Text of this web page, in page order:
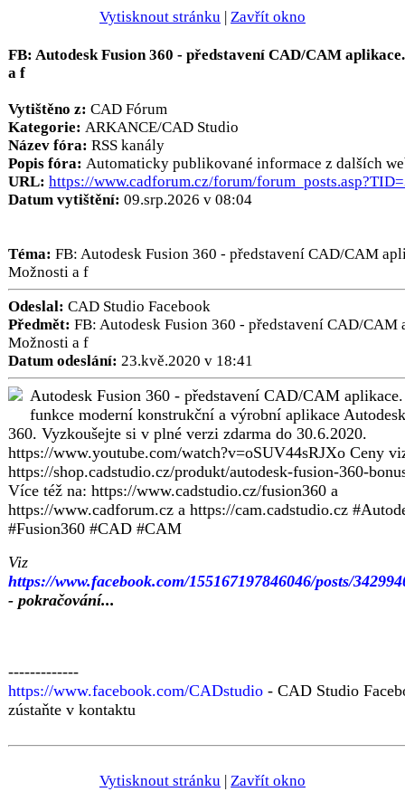
Vytisknout stránku | Zavřít okno
FB: Autodesk Fusion 360 - představení CAD/CAM
a f
Vytištěno z: CAD Fórum
Kategorie: ARKANCE/CAD Studio
Název fóra: RSS kanály
Popis fóra: Automaticky publikované informace z dalších
URL: https://www.cadforum.cz/forum/
Datum vytištění: 09.srp.2026 v 08:04
Téma: FB: Autodesk Fusion 360 - představení CAD/CAM
Možnosti a f
Odeslal: CAD Studio Facebook
Předmět: FB: Autodesk Fusion 360 - představení CAD/CAM
Možnosti a f
Datum odeslání: 23.kvě.2020 v 18:41
Autodesk Fusion 360 - představení CAD/CAM
funkce moderní konstrukční a výrobní aplikace
360. Vyzkoušejte si v plné verzi zdarma do 30.6.2020.
https://www.youtube.com/watch?v=oSUV44sRJXo Ceny
https://shop.cadstudio.cz/produkt/autodesk-fusion-360-
Více též na: https://www.cadstudio.cz/fusion360 a
https://www.cadforum.cz a https://cam.cadstudio.cz
#Fusion360 #CAD #CAM
Viz
https://www.facebook.com/155167197846046/posts/
- pokračování...
-------------
https://www.facebook.com/CADstudio - CAD Studio
zústaňte v kontaktu
Vytisknout stránku | Zavřít okno